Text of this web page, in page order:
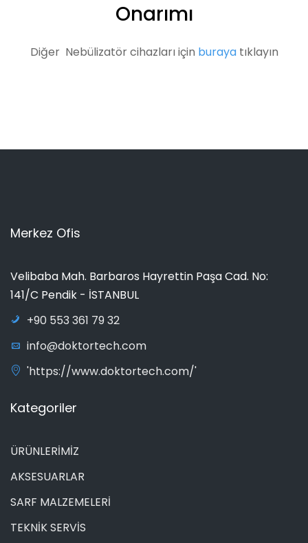
Onarımı
Diğer Nebülizatör cihazları için burayatıklayın
Merkez Ofis
Velibaba Mah. Barbaros Hayrettin Paşa Cad. No:
141/C Pendik - İSTANBUL
+90 553 361 79 32
info@doktortech.com
'https://www.doktortech.com/'
Kategoriler
ÜRÜNLERİMİZ
AKSESUARLAR
SARF MALZEMELERİ
TEKNİK SERVİS